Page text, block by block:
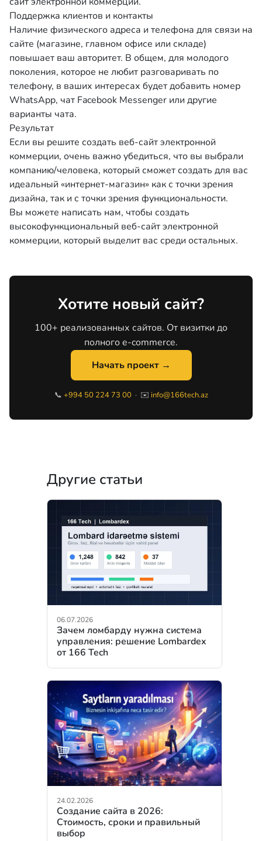
Поддержка клиентов и контакты
Наличие физического адреса и телефона для связи на
сайте (магазине, главном офисе или складе)
повышает ваш авторитет. В общем, для молодого
поколения, которое не любит разговаривать по
телефону, в ваших интересах будет добавить номер
WhatsApp, чат Facebook Messenger или другие
варианты чата.
Результат
Если вы решите создать веб-сайт электронной
коммерции, очень важно убедиться, что вы выбрали
компанию/человека, который сможет создать для вас
идеальный «интернет-магазин» как с точки зрения
дизайна, так и с точки зрения функциональности.
Вы можете написать нам, чтобы создать
высокофункциональный веб-сайт электронной
коммерции, который выделит вас среди остальных.
Хотите новый сайт?
100+ реализованных сайтов. От визитки до
полного e-commerce.
Начать проект →
📞 +994 50 224 73 00 · ✉️ info@166tech.az
Другие статьи
06.07.2026
Зачем ломбарду нужна система
управления: решение Lombardex
от 166 Tech
24.02.2026
Создание сайта в 2026:
Стоимость, сроки и правильный
выбор